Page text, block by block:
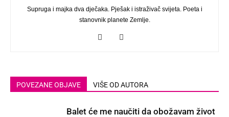
Supruga i majka dva dječaka. Pješak i istraživač svijeta. Poeta i
stanovnik planete Zemlje.
POVEZANE OBJAVE VIŠE OD AUTORA
Balet će me naučiti da obožavam život